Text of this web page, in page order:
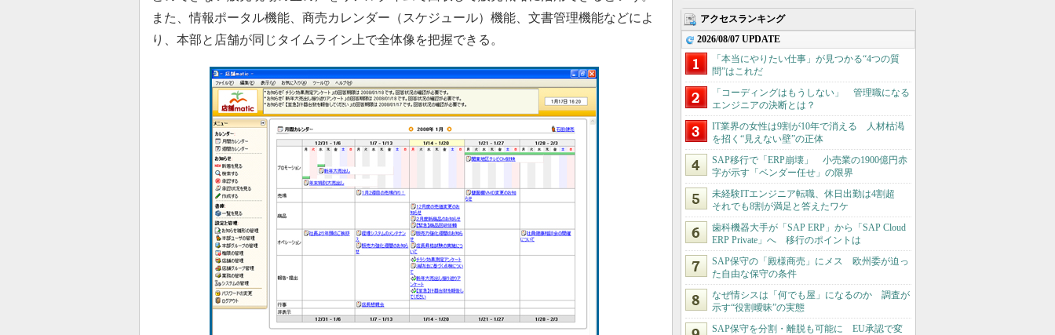
また、情報ポータル機能、商売カレンダー（スケジュール）機能、文書管理機能などによ
り、本部と店舗が同じタイムライン上で全体像を把握できる。
アクセスランキング
2026/08/07 UPDATE
「本当にやりたい仕事」が見つかる“4つの質
問”はこれだ
「コーディングはもうしない」 管理職になる
エンジニアの決断とは？
IT業界の女性は9割が10年で消える 人材枯渇
を招く“見えない壁”の正体
SAP移行で「ERP崩壊」 小売業の1900億円赤
字が示す「ベンダー任せ」の限界
未経験ITエンジニア転職、休日出勤は4割超
それでも8割が満足と答えたワケ
歯科機器大手が「SAP ERP」から「SAP Cloud
ERP Private」へ 移行のポイントは
SAP保守の「殿様商売」にメス 欧州委が迫っ
た自由な保守の条件
なぜ情シスは「何でも屋」になるのか 調査が
示す“役割曖昧”の実態
SAP保守を分割・離脱も可能に EU承認で変